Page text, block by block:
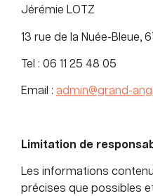
Jérémie LOTZ
13 rue de la Nuée-Bleue,
Tel : 06 11 25 48 05
Email : admin@grand-
Limitation de
Les informations
précises que possibles